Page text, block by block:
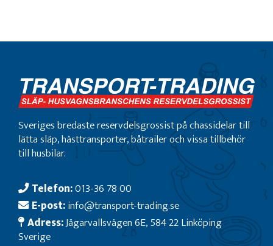
Sveriges bredaste reservdelsgrossist på chassidelar till
lätta släp, hästtransporter, båtrailer och vissa tillbehör
till husbilar.
Telefon:013-36 78 00
E-post:info@transport-trading.se
Adress:Jägarvallsvägen 6E, 584 22 Linköping
Sverige